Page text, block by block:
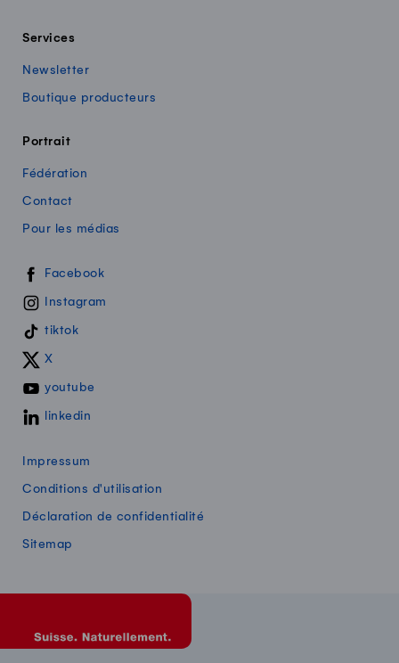
Services
Newsletter
Boutique producteurs
Portrait
Fédération
Contact
Pour les médias
Swissmilk sur les réseaux sociaux
Facebook
Instagram
tiktok
X
youtube
linkedin
Impressum
Conditions d'utilisation
Déclaration de confidentialité
Sitemap